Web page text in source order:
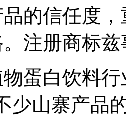
的信任度
注册商标
蛋白饮料
少山寨产品